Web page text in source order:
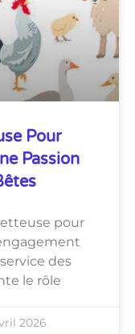
Pour
Passion
pour
des
le rôle
2026